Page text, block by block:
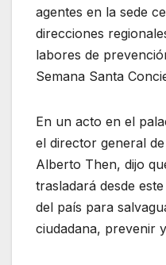
agentes en la sede
direcciones
labores de
Semana Santa
En un acto en el
el director general
Alberto Then, dijo
trasladará desde
del país para
ciudadana, prevenir